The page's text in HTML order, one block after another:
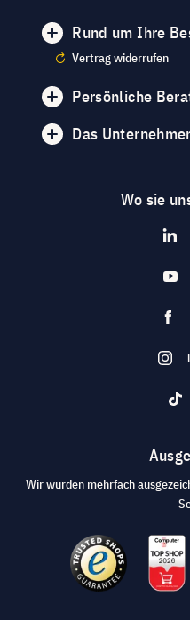
Rund um Ihre
Vertrag widerrufen
Persönliche
Das
Wo sie
Wir wurden mehrfach